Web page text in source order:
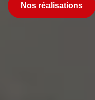
Nos réalisations